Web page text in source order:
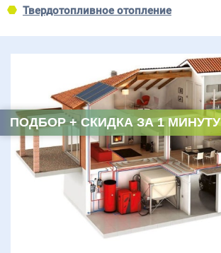
Твердотопливное отопление
ПОДБОР + СКИДКА ЗА 1 МИНУТУ